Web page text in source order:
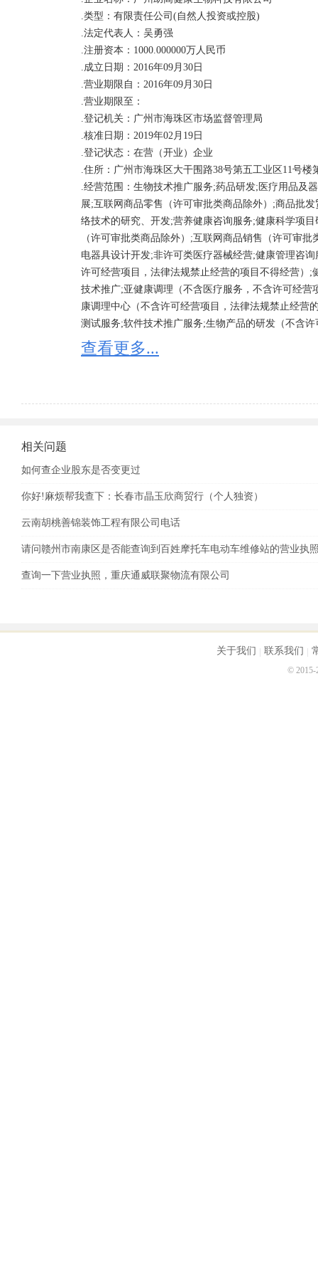
务;健美运动技术咨询;体育运动咨询服务;大型活动组
模特大赛、艺术节、电影节及公益演出、展览等,需
务;教育评估;许可类医疗器械经营;预包装食品零售;
经营许可证》为准);保健食品零售(具体经营项目以《
.类型：有限责任公司(自然人投资或控股)
.法定代表人：吴勇强
.注册资本：1000.000000万人民币
.成立日期：2016年09月30日
.营业期限自：2016年09月30日
.营业期限至：
.登记机关：广州市海珠区市场监督管理局
.核准日期：2019年02月19日
.登记状态：在营（开业）企业
.住所：广州市海珠区大干围路38号第五工业区11号
.经营范围：生物技术推广服务;药品研发;医疗用品及
展;互联网商品零售（许可审批类商品除外）;商品批
络技术的研究、开发;营养健康咨询服务;健康科学项
（许可审批类商品除外）;互联网商品销售（许可审
电器具设计开发;非许可类医疗器械经营;健康管理咨
许可经营项目，法律法规禁止经营的项目不得经营）
技术推广;亚健康调理（不含医疗服务，不含许可经
康调理中心（不含许可经营项目，法律法规禁止经营
测试服务;软件技术推广服务;生物产品的研发（不含
的研发（不含许可审批项目）;网络信息技术推广服
外）;技术进出口;心理咨询服务（不含医学心理咨询
查看更多...
相关问题
如何查企业股东是否变更过
你好!麻烦帮我查下：长春市晶玉欣商贸行（个人独资）
云南胡桃善锦装饰工程有限公司电话
请问赣州市南康区是否能查询到百姓摩托车电动车维修站的营业执
查询一下营业执照，重庆通威联聚物流有限公司
关于我们 联系我们
© 2015-